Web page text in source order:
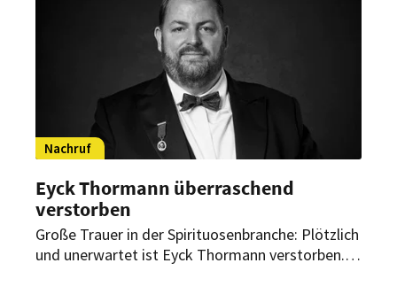
Nachruf
Eyck Thormann überraschend
verstorben
Große Trauer in der Spirituosenbranche: Plötzlich
und unerwartet ist Eyck Thormann verstorben.